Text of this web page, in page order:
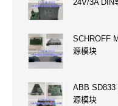
24V/3A DIN
SCHROFF
源模块
ABB SD833
源模块